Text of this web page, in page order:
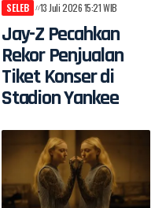
SELEB 13 Juli 2026 15:21 WIB
Jay-Z Pecahkan
Rekor Penjualan
Tiket Konser di
Stadion Yankee